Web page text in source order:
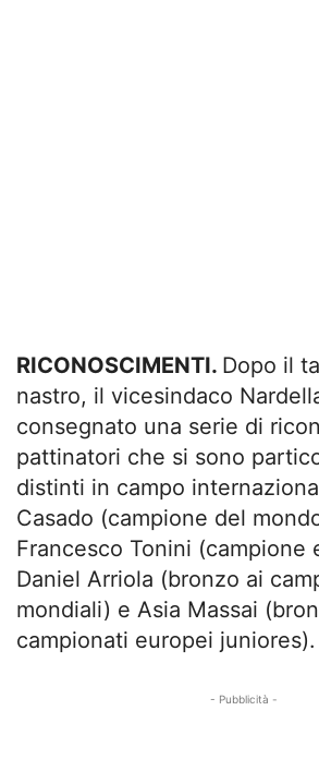
RICONOSCIMENTI. Dopo il
nastro, il vicesindaco
consegnato una serie di
pattinatori che si sono
distinti in campo
Casado (campione del
Francesco Tonini (campione
Daniel Arriola (bronzo ai
mondiali) e Asia Massai
campionati europei juniores).
- Pubblicità -